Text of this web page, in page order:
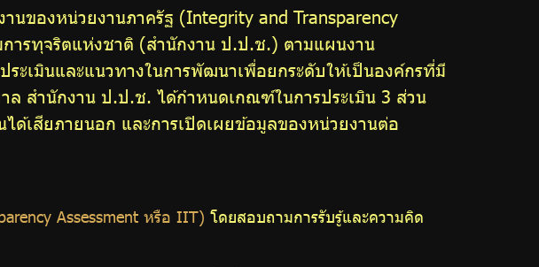
านของหน่วยงานภาครัฐ (Integrity and Transparency
ารทุจริตแห่งชาติ (สำนักงาน ป.ป.ช.) ตามแผนงาน
ะเมินและแนวทางในการพัฒนาเพื่อยกระดับให้เป็นองค์กรที่มี
ล สำนักงาน ป.ป.ช. ได้กำหนดเกณฑ์ในการประเมิน 3 ส่วน
ด้เสียภายนอก และการเปิดเผยข้อมูลของหน่วยงานต่อ
Assessment หรือ IIT) โดยสอบถามการรับรู้และความคิด